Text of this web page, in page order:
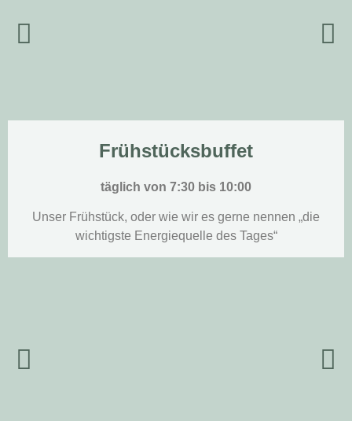
Frühstücksbuffet
täglich von 7:30 bis 10:00
Unser Frühstück, oder wie wir es gerne nennen „die
wichtigste Energiequelle des Tages“